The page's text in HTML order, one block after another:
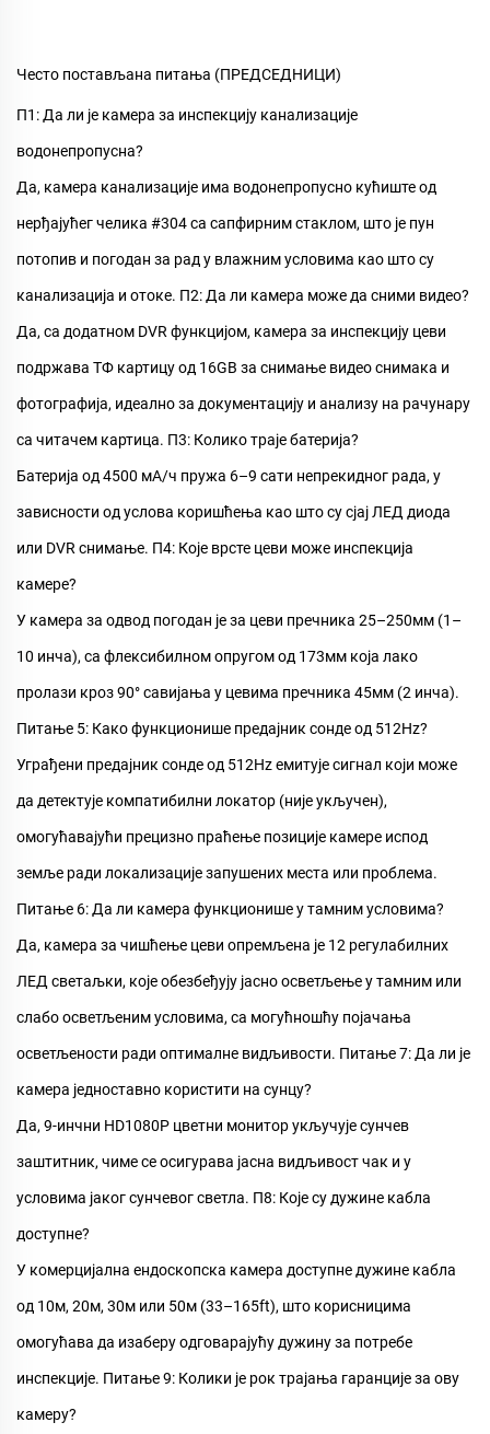
Често постављана питања (ПРЕДСЕДНИЦИ)
П1: Да ли је камера за инспекцију канализације
водонепропусна?
Да, камера канализације има водонепропусно кућиште од
нерђајућег челика #304 са сапфирним стаклом, што је пун
потопив и погодан за рад у влажним условима као што су
канализација и отоке. П2: Да ли камера може да сними видео?
Да, са додатном DVR функцијом, камера за инспекцију цеви
подржава ТФ картицу од 16GB за снимање видео снимака и
фотографија, идеално за документацију и анализу на рачунару
са читачем картица. П3: Колико траје батерија?
Батерија од 4500 мА/ч пружа 6–9 сати непрекидног рада, у
зависности од услова коришћења као што су сјај ЛЕД диода
или DVR снимање. П4: Које врсте цеви може инспекција
камере?
У камера за одвод погодан је за цеви пречника 25–250мм (1–
10 инча), са флексибилном опругом од 173мм која лако
пролази кроз 90° савијања у цевима пречника 45мм (2 инча).
Питање 5: Како функционише предајник сонде од 512Hz?
Уграђени предајник сонде од 512Hz емитује сигнал који може
да детектује компатибилни локатор (није укључен),
омогућавајући прецизно праћење позиције камере испод
земље ради локализације запушених места или проблема.
Питање 6: Да ли камера функционише у тамним условима?
Да, камера за чишћење цеви опремљена је 12 регулабилних
ЛЕД светаљки, које обезбеђују јасно осветљење у тамним или
слабо осветљеним условима, са могућношћу појачања
осветљености ради оптималне видљивости. Питање 7: Да ли је
камера једноставно користити на сунцу?
Да, 9-инчни HD1080P цветни монитор укључује сунчев
заштитник, чиме се осигурава јасна видљивост чак и у
условима јаког сунчевог светла. П8: Које су дужине кабла
доступне?
У комерцијална ендоскопска камера доступне дужине кабла
од 10м, 20м, 30м или 50м (33–165ft), што корисницима
омогућава да изаберу одговарајућу дужину за потребе
инспекције. Питање 9: Колики је рок трајања гаранције за ову
камеру?